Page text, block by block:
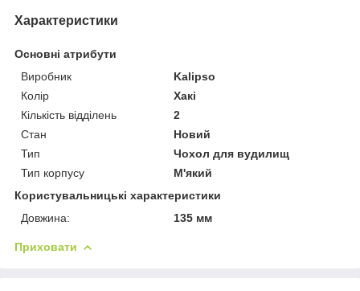
Характеристики
Основні атрибути
Виробник
Kalipso
Колір
Хакі
Кількість відділень
2
Стан
Новий
Тип
Чохол для вудилищ
Тип корпусу
М'який
Користувальницькі характеристики
Довжина:
135 мм
Приховати